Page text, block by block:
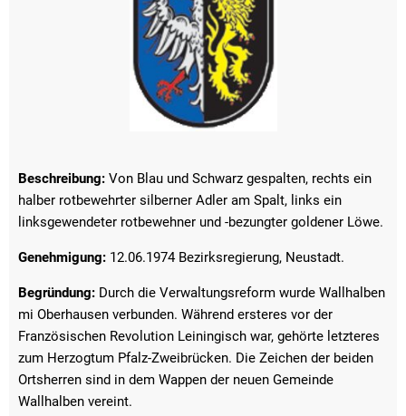
Beschreibung: Von Blau und Schwarz gespalten, rechts ein
halber rotbewehrter silberner Adler am Spalt, links ein
linksgewendeter rotbewehner und -bezungter goldener Löwe.
Genehmigung: 12.06.1974 Bezirksregierung, Neustadt.
Begründung: Durch die Verwaltungsreform wurde Wallhalben
mi Oberhausen verbunden. Während ersteres vor der
Französischen Revolution Leiningisch war, gehörte letzteres
zum Herzogtum Pfalz-Zweibrücken. Die Zeichen der beiden
Ortsherren sind in dem Wappen der neuen Gemeinde
Wallhalben vereint.